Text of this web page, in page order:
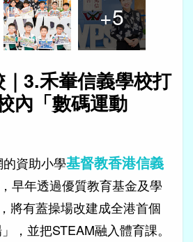
+5
3.禾輋信義學校打
內「數碼運動
資助小學基督教香港信義
，早年透過優質教育基金及學
將有蓋操場改建成全港首個
，並把STEAM融入體育課。